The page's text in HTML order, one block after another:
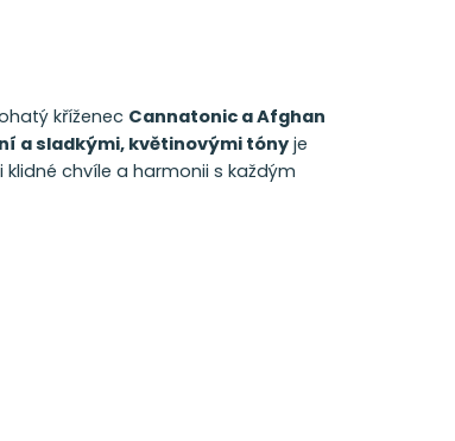
kříženec Cannatonic a Afghan
a sladkými, květinovými tónyje
chvíle a harmonii s každým